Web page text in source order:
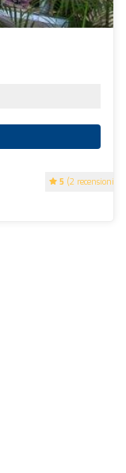
5 (2 recensioni)